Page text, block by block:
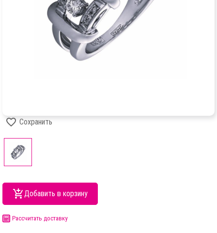
Сохранить
Добавить в корзину
Рассчитать доставку